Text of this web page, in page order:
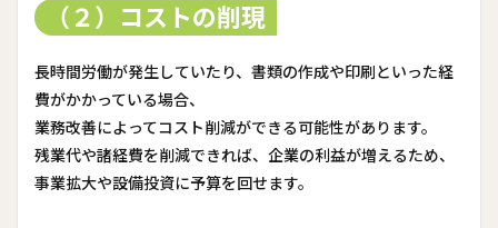
（２）コストの削現
長時間労働が発生していたり、書類の作成や印刷といった経
費がかかっている場合、
業務改善によってコスト削減ができる可能性があります。
残業代や諸経費を削減できれば、企業の利益が増えるため、
事業拡大や設備投資に予算を回せます。